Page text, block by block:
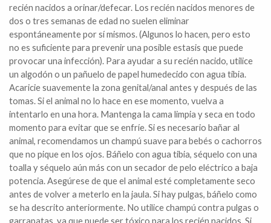
recién nacidos a orinar/defecar. Los recién nacidos menores de
dos o tres semanas de edad no suelen eliminar
espontáneamente por sí mismos. (Algunos lo hacen, pero esto
no es suficiente para prevenir una posible estasis que puede
provocar una infección). Para ayudar a su recién nacido, utilice
un algodón o un pañuelo de papel humedecido con agua tibia.
Acaricie suavemente la zona genital/anal antes y después de las
tomas. Si el animal no lo hace en ese momento, vuelva a
intentarlo en una hora. Mantenga la cama limpia y seca en todo
momento para evitar que se enfríe. Si es necesario bañar al
animal, recomendamos un champú suave para bebés o cachorros
que no pique en los ojos. Báñelo con agua tibia, séquelo con una
toalla y séquelo aún más con un secador de pelo eléctrico a baja
potencia. Asegúrese de que el animal esté completamente seco
antes de volver a meterlo en la jaula. Si hay pulgas, báñelo como
se ha descrito anteriormente. No utilice champú contra pulgas o
garrapatas, ya que puede ser tóxico para los recién nacidos. Si